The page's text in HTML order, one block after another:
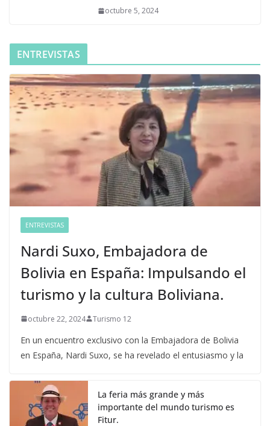
octubre 5, 2024
ENTREVISTAS
ENTREVISTAS
Nardi Suxo, Embajadora de
Bolivia en España: Impulsando el
turismo y la cultura Boliviana.
octubre 22, 2024 Turismo 12
En un encuentro exclusivo con la Embajadora de Bolivia
en España, Nardi Suxo, se ha revelado el entusiasmo y la
La feria más grande y más
importante del mundo turismo es
Fitur.